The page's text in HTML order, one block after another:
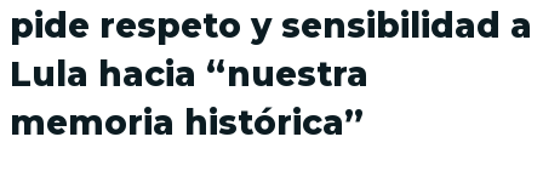
pide respeto y sensibilidad a
Lula hacia “nuestra
memoria histórica”